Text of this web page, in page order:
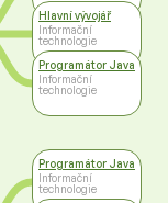
Hlavní vývojář
Informační
technologie
Programátor Java
Informační
technologie
Programátor Java
Informační
technologie